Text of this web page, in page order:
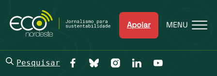
Apoiar MENU
Pesquisar